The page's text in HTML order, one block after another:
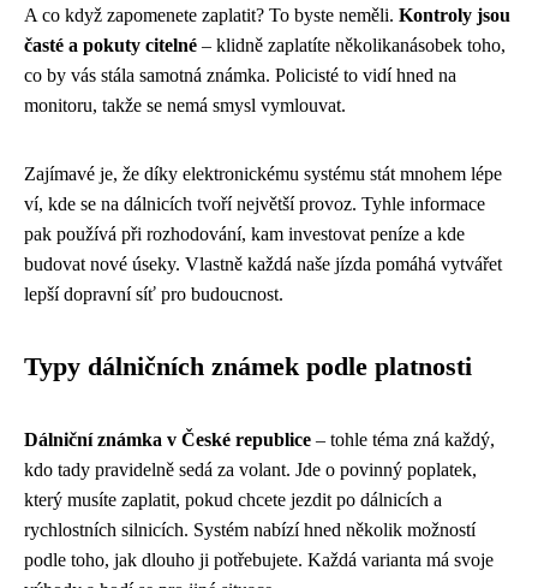
A co když zapomenete zaplatit? To byste neměli. Kontroly jsou
časté a pokuty citelné – klidně zaplatíte několikanásobek toho,
co by vás stála samotná známka. Policisté to vidí hned na
monitoru, takže se nemá smysl vymlouvat.
Zajímavé je, že díky elektronickému systému stát mnohem lépe
ví, kde se na dálnicích tvoří největší provoz. Tyhle informace
pak používá při rozhodování, kam investovat peníze a kde
budovat nové úseky. Vlastně každá naše jízda pomáhá vytvářet
lepší dopravní síť pro budoucnost.
Typy dálničních známek podle platnosti
Dálniční známka v České republice – tohle téma zná každý,
kdo tady pravidelně sedá za volant. Jde o povinný poplatek,
který musíte zaplatit, pokud chcete jezdit po dálnicích a
rychlostních silnicích. Systém nabízí hned několik možností
podle toho, jak dlouho ji potřebujete. Každá varianta má svoje